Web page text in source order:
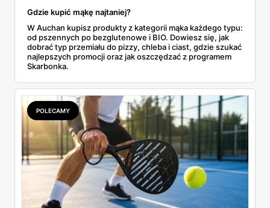
Gdzie kupić mąkę najtaniej?
W Auchan kupisz produkty z kategorii mąka każdego typu:
od pszennych po bezglutenowe i BIO. Dowiesz się, jak
dobrać typ przemiału do pizzy, chleba i ciast, gdzie szukać
najlepszych promocji oraz jak oszczędzać z programem
Skarbonka.
POLECAMY